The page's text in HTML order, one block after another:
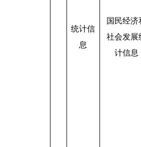
统计信
息
国民经济
社会发展
计信息